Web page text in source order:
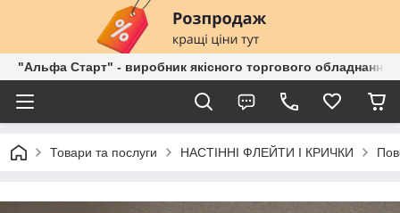
"Альфа Старт" - виробник якісного торгового обладнання
Товари та послуги НАСТІННІ ФЛЕЙТИ І КРИЧКИ